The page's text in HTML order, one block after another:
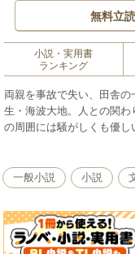
無料立
小説・実用書
ランキング
両親を事故で失い、田舎
生・海波大地。人との関
の周囲には騒がしくも優
一般小説 小説